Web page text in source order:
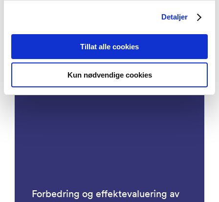
Detaljer
Tillat alle cookies
Kun nødvendige cookies
Prosjekter
Forbedring og effektevaluering av